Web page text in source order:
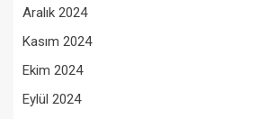
Aralık 2024
Kasım 2024
Ekim 2024
Eylül 2024